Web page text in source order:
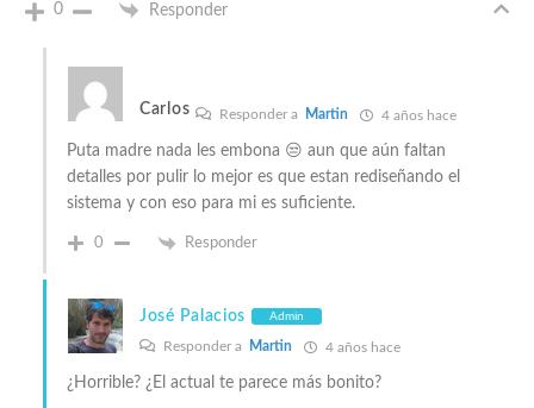
0 Responder
Carlos Responder a Martin 4 años hace
Puta madre nada les embona 😒 aun que aún faltan
detalles por pulir lo mejor es que estan rediseñando el
sistema y con eso para mi es suficiente.
0 Responder
José Palacios Admin
Responder a Martin 4 años hace
¿Horrible? ¿El actual te parece más bonito?